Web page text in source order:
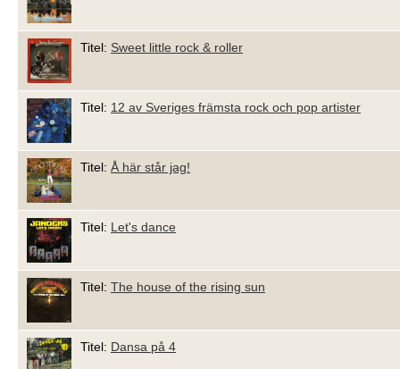
Titel: Sweet little rock & roller
Titel: 12 av Sveriges främsta rock och pop artister
Titel: Å här står jag!
Titel: Let's dance
Titel: The house of the rising sun
Titel: Dansa på 4